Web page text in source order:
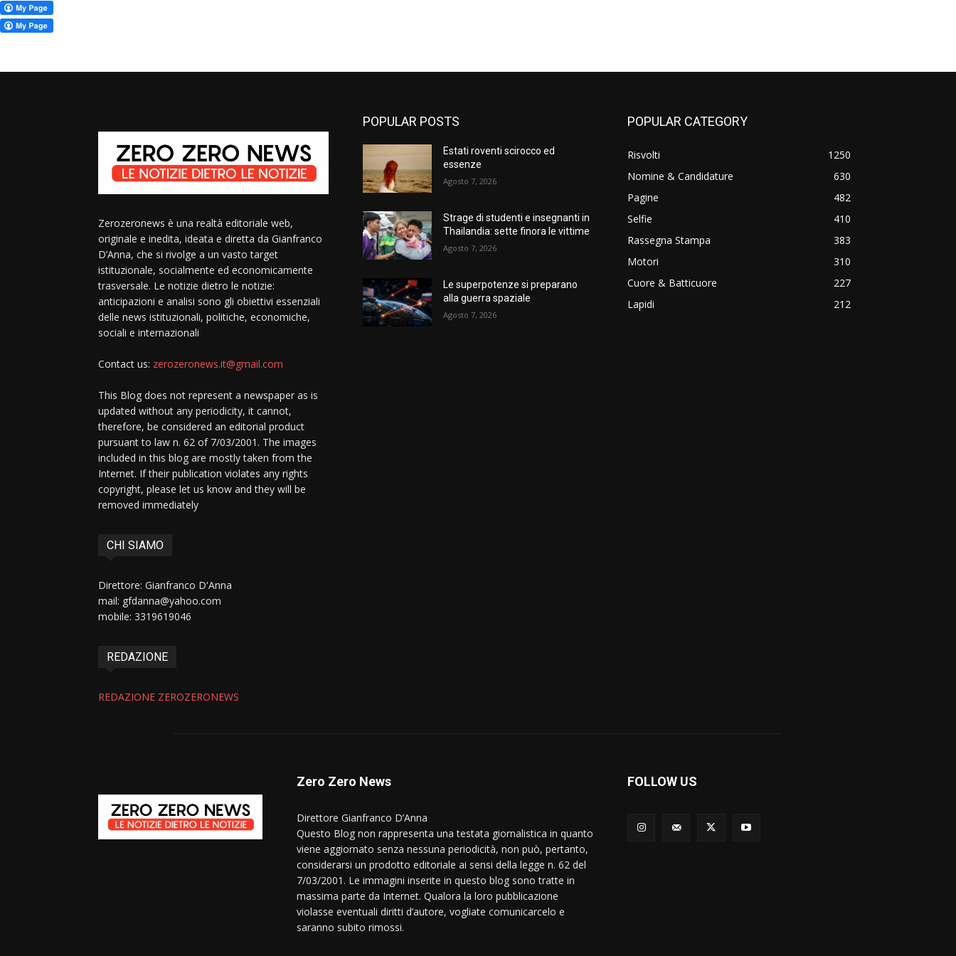
Zerozeronews è una realtà editoriale web,
originale e inedita, ideata e diretta da Gianfranco
D’Anna, che si rivolge a un vasto target
istituzionale, socialmente ed economicamente
trasversale. Le notizie dietro le notizie:
anticipazioni e analisi sono gli obiettivi essenziali
delle news istituzionali, politiche, economiche,
sociali e internazionali
Contact us: zerozeronews.it@gmail.com
This Blog does not represent a newspaper as is
updated without any periodicity, it cannot,
therefore, be considered an editorial product
pursuant to law n. 62 of 7/03/2001. The images
included in this blog are mostly taken from the
Internet. If their publication violates any rights
copyright, please let us know and they will be
removed immediately
CHI SIAMO
Direttore: Gianfranco D'Anna
mail: gfdanna@yahoo.com
mobile: 3319619046
REDAZIONE
REDAZIONE ZEROZERONEWS
POPULAR POSTS
Estati roventi scirocco ed
essenze
Agosto 7, 2026
Strage di studenti e insegnanti in
Thailandia: sette finora le vittime
Agosto 7, 2026
Le superpotenze si preparano
alla guerra spaziale
Agosto 7, 2026
POPULAR CATEGORY
Risvolti
1250
Nomine & Candidature
630
Pagine
482
Selfie
410
Rassegna Stampa
383
Motori
310
Cuore & Batticuore
227
Lapidi
212
Zero Zero News
Direttore Gianfranco D’Anna
Questo Blog non rappresenta una testata giornalistica in quanto
viene aggiornato senza nessuna periodicità, non può, pertanto,
considerarsi un prodotto editoriale ai sensi della legge n. 62 del
7/03/2001. Le immagini inserite in questo blog sono tratte in
massima parte da Internet. Qualora la loro pubblicazione
violasse eventuali diritti d’autore, vogliate comunicarcelo e
saranno subito rimossi.
FOLLOW US